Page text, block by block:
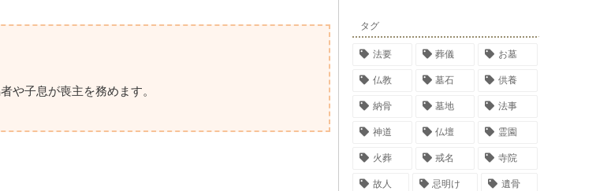
や子息が喪主を務めます。
タグ
法要 葬儀 お墓
仏教 墓石 供養
納骨 墓地 法事
神道 仏壇 霊園
火葬 戒名 寺院
故人 忌明け 遺骨